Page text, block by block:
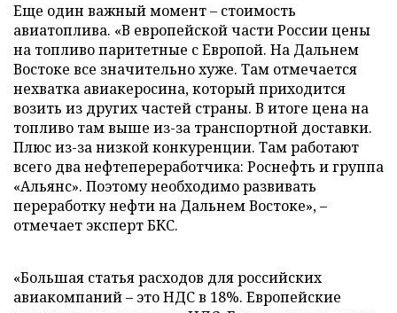
Еще один важный момент – стоимость
авиатоплива. «В европейской части России цены
на топливо паритетные с Европой. На Дальнем
Востоке все значительно хуже. Там отмечается
нехватка авиакеросина, который приходится
возить из других частей страны. В итоге цена на
топливо там выше из-за транспортной доставки.
Плюс из-за низкой конкуренции. Там работают
всего два нефтепереработчика: Роснефть и группа
«Альянс». Поэтому необходимо развивать
переработку нефти на Дальнем Востоке», –
отмечает эксперт БКС.
«Большая статья расходов для российских
авиакомпаний – это НДС в 18%. Европейские